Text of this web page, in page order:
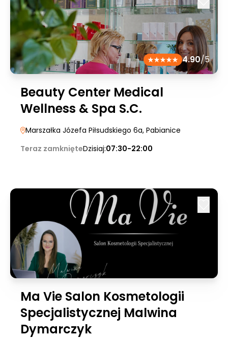
4.90/5
Beauty Center Medical
Wellness & Spa S.C.
Marszałka Józefa Piłsudskiego 6a, Pabianice
Teraz zamknięteDzisiaj:07:30-22:00
Ma Vie Salon Kosmetologii
Specjalistycznej Malwina
Dymarczyk